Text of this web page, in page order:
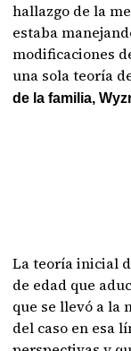
hallazgo de la
estaba
modificaciones
una sola teoría
de la familia,
La teoría inicial
de edad que
que se llevó a la
del caso en esa